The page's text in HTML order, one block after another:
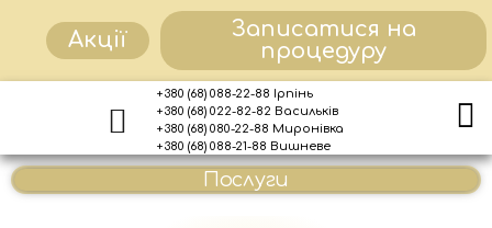
Акції
Записатися на
процедуру
+380 (68) 088-22-88 Ірпінь
+380 (68) 022-82-82 Васильків
+380 (68) 080-22-88 Миронівка
+380 (68) 088-21-88 Вишневе
Послуги